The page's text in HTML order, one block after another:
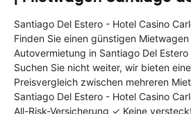
Santiago Del Estero - Hotel Casino
Finden Sie einen günstigen
Autovermietung in Santiago Del Estero
Suchen Sie nicht weiter, wir bieten
Preisvergleich zwischen mehreren
Santiago Del Estero - Hotel Casino
All-Risk-Versicherung ✓ Keine